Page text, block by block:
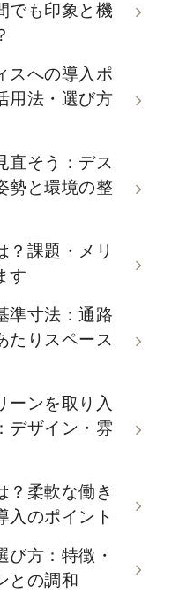
でも印象と機
スへの導入ポ
用法・選び方
直そう：デス
勢と環境の整
？課題・メリ
す
準寸法：通路
たりスペース
ーンを取り入
デザイン・雰
？柔軟な働き
入のポイント
び方：特徴・
との調和